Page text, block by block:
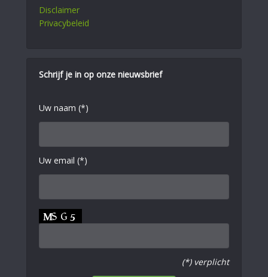
Disclaimer
Privacybeleid
Schrijf je in op onze nieuwsbrief
Uw naam (*)
Uw email (*)
(*) verplicht